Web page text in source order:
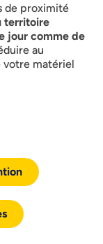
de proximité
territoire
jour comme de
au
votre matériel